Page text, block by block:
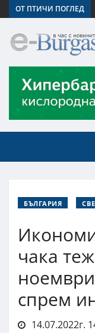
ОТ ПТИЧИ ПОГЛЕД
БЪЛГАРИЯ
чака
спрем
14.07.2022г.